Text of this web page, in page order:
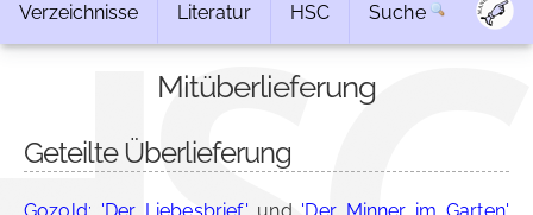
Verzeichnisse Literatur HSC Suche
Mitüberlieferung
Geteilte Überlieferung